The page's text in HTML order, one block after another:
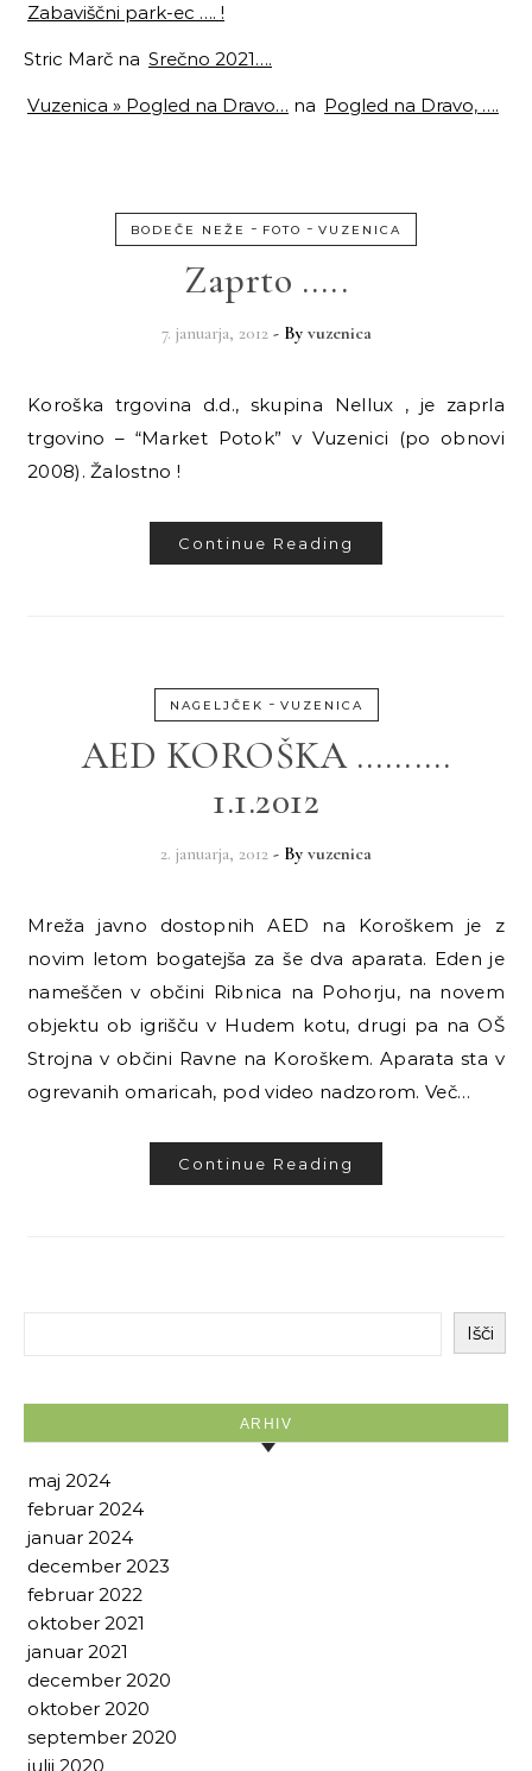
Zabaviščni park-ec …. !
Stric Marč na Srečno 2021….
Vuzenica » Pogled na Dravo… na Pogled na Dravo, ….
BODEČE NEŽE - FOTO - VUZENICA
Zaprto …..
7. januarja, 2012 - By vuzenica
Koroška trgovina d.d., skupina Nellux , je zaprla
trgovino – “Market Potok” v Vuzenici (po obnovi
2008). Žalostno !
Continue Reading
NAGELJČEK - VUZENICA
AED KOROŠKA ……….
1.1.2012
2. januarja, 2012 - By vuzenica
Mreža javno dostopnih AED na Koroškem je z
novim letom bogatejša za še dva aparata. Eden je
nameščen v občini Ribnica na Pohorju, na novem
objektu ob igrišču v Hudem kotu, drugi pa na OŠ
Strojna v občini Ravne na Koroškem. Aparata sta v
ogrevanih omaricah, pod video nadzorom. Več…
Continue Reading
Išči
ARHIV
maj 2024
februar 2024
januar 2024
december 2023
februar 2022
oktober 2021
januar 2021
december 2020
oktober 2020
september 2020
julij 2020